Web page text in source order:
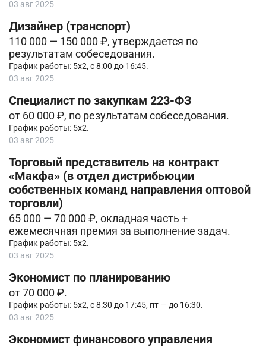
03 авг 2025
Дизайнер (транспорт)
110 000 — 150 000 ₽, утверждается по
результатам собеседования.
График работы: 5х2, с 8:00 до 16:45.
03 авг 2025
Специалист по закупкам 223-ФЗ
от 60 000 ₽, по результатам собеседования.
График работы: 5х2.
03 авг 2025
Торговый представитель на контракт
«Макфа» (в отдел дистрибьюции
собственных команд направления оптовой
торговли)
65 000 — 70 000 ₽, окладная часть +
ежемесячная премия за выполнение задач.
График работы: 5х2.
03 авг 2025
Экономист по планированию
от 70 000 ₽.
График работы: 5х2, с 8:30 до 17:45, пт — до 16:30.
03 авг 2025
Экономист финансового управления